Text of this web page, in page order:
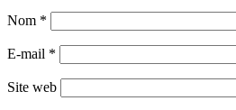
Nom *
E-mail *
Site web